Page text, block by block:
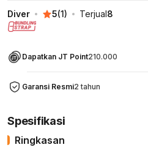
Diver 5(1) Terjual8
Dapatkan JT Point210.000
Garansi Resmi2 tahun
Spesifikasi
Ringkasan